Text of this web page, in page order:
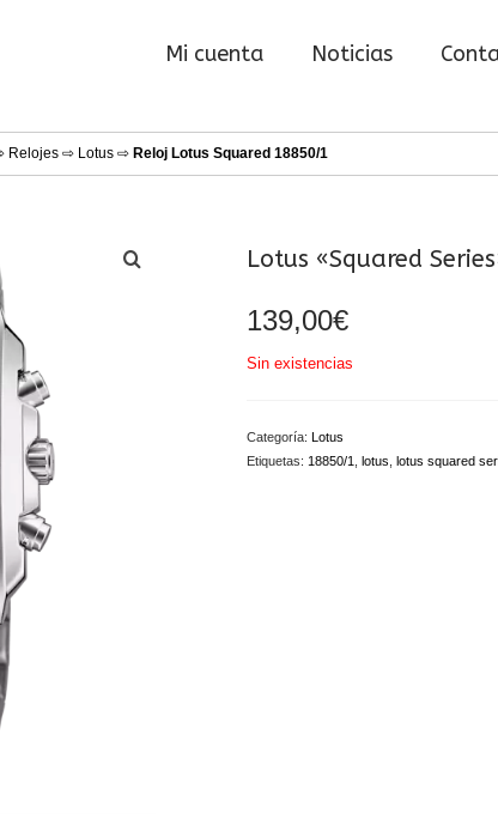
Mi cuenta Noticias
Relojes ⇨ Lotus ⇨ Reloj Lotus Squared 18850/1
Lotus «Squared
139,00€
Sin existencias
Categoría: Lotus
Etiquetas: 18850/1 lotus lotus squared